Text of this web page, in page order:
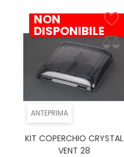
ANTEPRIMA
NON
DISPONIBILE
KIT COPERCHIO CRYSTAL
VENT 28